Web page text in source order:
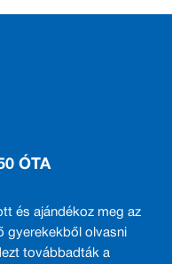
ÓTA
és ajándékoz meg az
gyerekekből olvasni
továbbadták a